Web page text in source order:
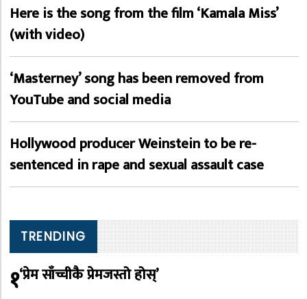
Here is the song from the film ‘Kamala Miss’
(with video)
‘Masterney’ song has been removed from
YouTube and social media
Hollywood producer Weinstein to be re-
sentenced in rape and sexual assault case
TRENDING
१‘प्रेम साँच्चीकै प्रेमजस्तो होस्’